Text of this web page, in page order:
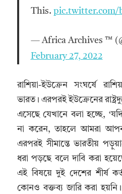
This. pic.twitter.com/
— Africa Archives ™
February 27, 2022
রাশিয়া-ইউক্রেন সংঘর্ষে
ভারত। এরপরই ইউক্রেনের
এসেছে যেখানে বলা হচ্ছে,
না করেন, তাহলে আমরা
এরপরই সীমান্তে ভারতীয়
ধরা পড়ছে বলে দাবি করা
এই বিষয়ে দুই দেশের শীর্ষ
কোনও বক্তব্য জারি করা